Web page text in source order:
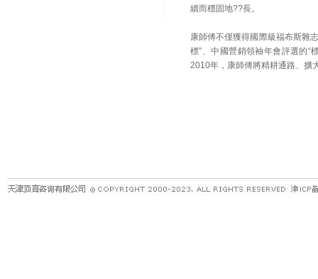
續而穩固地??長。
康師傅不僅獲得國際級福布斯雜
標”、中國營銷領袖年會評選的“
2010年，康師傅將精耕通路、擴